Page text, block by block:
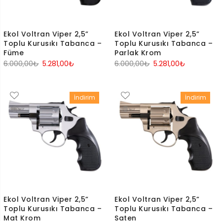
Ekol Voltran Viper 2,5”
Toplu Kurusıkı Tabanca –
Füme
6.000,00₺ Orijinal
5.281,00₺
5.281,00₺.
Ekol Voltran Viper 2,5”
Toplu Kurusıkı Tabanca –
Parlak Krom
6.000,00₺ Orijinal
5.281,00₺
5.281,00₺.
İndirim
Ekol Voltran Viper 2,5”
Toplu Kurusıkı Tabanca –
Mat Krom
İndirim
Ekol Voltran Viper 2,5”
Toplu Kurusıkı Tabanca –
Saten